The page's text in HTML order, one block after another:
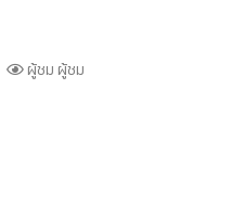
ผู้ชม ผู้ชม